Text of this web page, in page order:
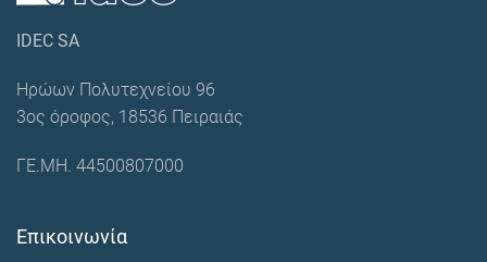
IDEC SA
Ηρώων Πολυτεχνείου 96
3ος όροφος, 18536 Πειραιάς
ΓΕ.ΜΗ. 44500807000
Επικοινωνία